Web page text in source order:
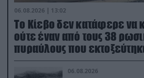
06.08.2026 | 13:02
Το Κίεβο δεν κατάφερε να
ούτε έναν από τους 38
πυραύλους που
του
06.08.2026